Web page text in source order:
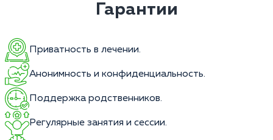
Гарантии
Приватность в лечении.
Анонимность и конфиденциальность.
Поддержка родственников.
Регулярные занятия и сессии.